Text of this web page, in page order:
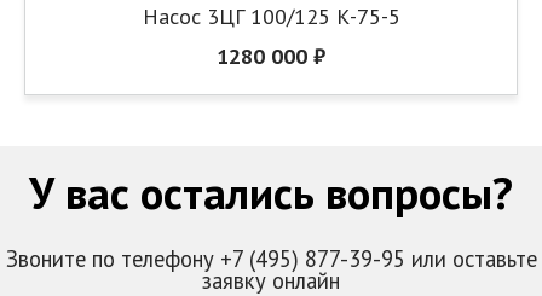
Насос 3ЦГ 100/125 К-75-5
1280 000 ₽
У вас остались вопросы?
Звоните по телефону +7 (495) 877-39-95 или оставьте
заявку онлайн